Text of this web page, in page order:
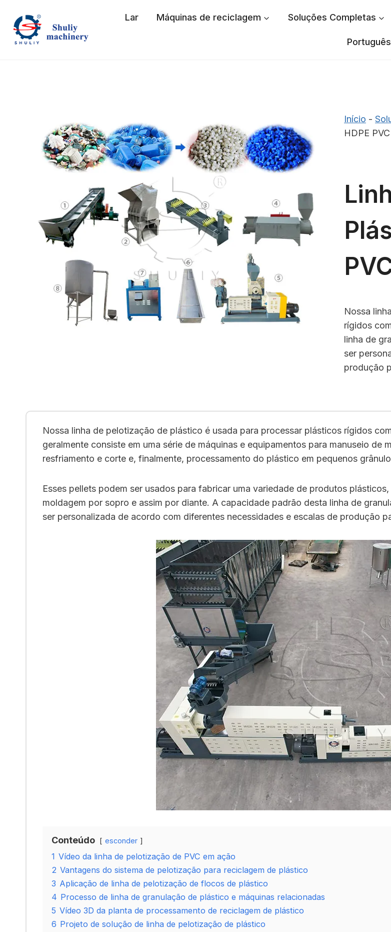
content
Lar Máquinas de reciclagem Soluções Completas
Português
Início -
HDPE PVC
Nossa
rígidos
linha de
ser
produção
Nossa linha de pelotização de plástico é usada para processar plásticos rígidos
geralmente consiste em uma série de máquinas e equipamentos para manuseio de
resfriamento e corte e, finalmente, processamento do plástico em pequenos
Esses pellets podem ser usados ​​para fabricar uma variedade de produtos
moldagem por sopro e assim por diante. A capacidade padrão desta linha de
ser personalizada de acordo com diferentes necessidades e escalas de produção
Conteúdo esconder
1 Vídeo da linha de pelotização de PVC em ação
2 Vantagens do sistema de pelotização para reciclagem de plástico
3 Aplicação de linha de pelotização de flocos de plástico
4 Processo de linha de granulação de plástico e máquinas relacionadas
5 Vídeo 3D da planta de processamento de reciclagem de plástico
6 Projeto de solução de linha de pelotização de plástico